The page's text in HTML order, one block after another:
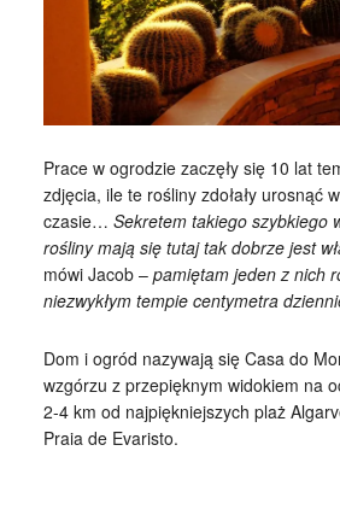
Prace w ogrodzie zaczęły się 10 lat
zdjęcia, ile te rośliny zdołały urosnąć
czasie… Sekretem takiego szybkiego
rośliny mają się tutaj tak dobrze jest
mówi Jacob – pamiętam jeden z nich
niezwykłym tempie centymetra
Dom i ogród nazywają się Casa do
wzgórzu z przepięknym widokiem na
2-4 km od najpiękniejszych plaż
Praia de Evaristo.